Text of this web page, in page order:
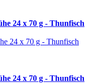
24 x 70 g - Thunfisch
24 x 70 g - Thunfisch